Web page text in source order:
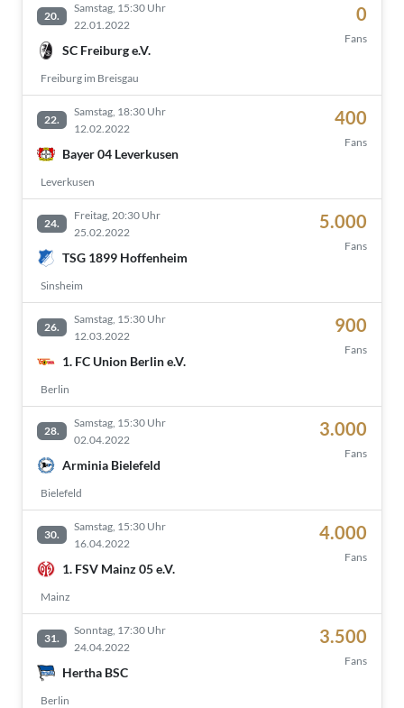
20.
Samstag, 15:30 Uhr
22.01.2022
SC Freiburg e.V.
Freiburg im Breisgau
0
Fans
22.
Samstag, 18:30 Uhr
12.02.2022
Bayer 04 Leverkusen
Leverkusen
400
Fans
24.
Freitag, 20:30 Uhr
25.02.2022
TSG 1899 Hoffenheim
Sinsheim
5.000
Fans
26.
Samstag, 15:30 Uhr
12.03.2022
1. FC Union Berlin e.V.
Berlin
900
Fans
28.
Samstag, 15:30 Uhr
02.04.2022
Arminia Bielefeld
Bielefeld
3.000
Fans
30.
Samstag, 15:30 Uhr
16.04.2022
1. FSV Mainz 05 e.V.
Mainz
4.000
Fans
31.
Sonntag, 17:30 Uhr
24.04.2022
Hertha BSC
Berlin
3.500
Fans